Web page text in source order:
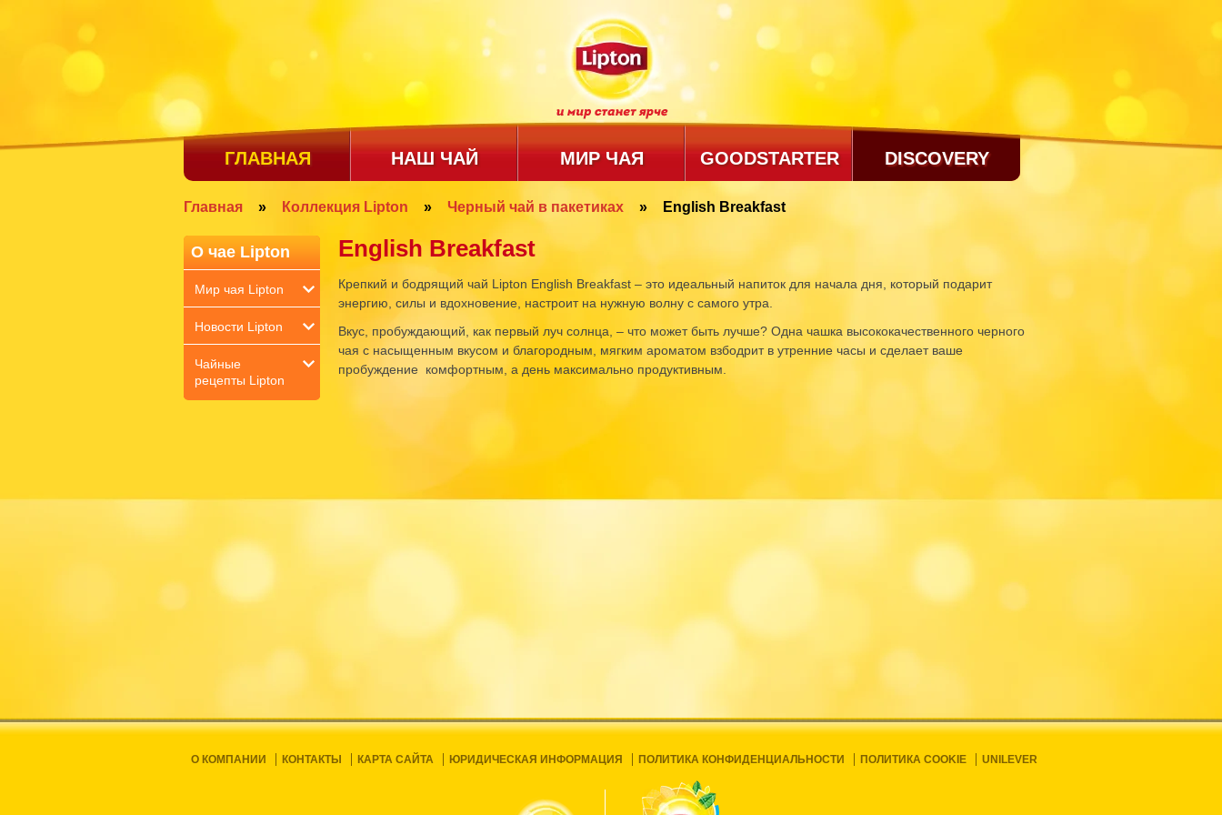
ГЛАВНАЯ НАШ ЧАЙ МИР ЧАЯ GOODSTARTER DISCOVERY
Главная » Коллекция Lipton » Черный чай в пакетиках » English Breakfast
О чае Lipton
Мир чая Lipton
Новости Lipton
Чайные
рецепты Lipton
English Breakfast
Крепкий и бодрящий чай Lipton English Breakfast – это идеальный напиток для начала дня, который подарит
энергию, силы и вдохновение, настроит на нужную волну с самого утра.
Вкус, пробуждающий, как первый луч солнца, – что может быть лучше? Одна чашка высококачественного черного
чая с насыщенным вкусом и благородным, мягким ароматом взбодрит в утренние часы и сделает ваше
пробуждение комфортным, а день максимально продуктивным.
О КОМПАНИИ КОНТАКТЫ КАРТА САЙТА ЮРИДИЧЕСКАЯ ИНФОРМАЦИЯ ПОЛИТИКА КОНФИДЕНЦИАЛЬНОСТИ ПОЛИТИКА COOKIE UNILEVER